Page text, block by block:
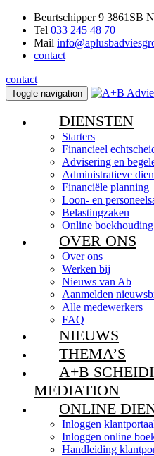
Beurtschipper 9 3861SB
Tel 033 245 48 70
Mail
contact
contact
Toggle navigation
DIENSTEN
Starters
Financieel
Advisering en
Administratieve
Financiële planning
Loon- en
Belastingzaken
Online boekhouding
OVER ONS
Over ons
Werken bij
Nieuws van Ab
Aanmelden
Alle medewerkers
FAQ
NIEUWS
THEMA’S
A+B
MEDIATION
ONLINE
Inloggen
Inloggen online
Handleiding